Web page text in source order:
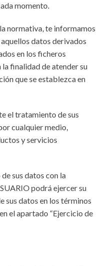
momento.
normativa, te informamos
datos derivados
en los ficheros
finalidad de atender su
que se establezca en
el tratamiento de sus
cualquier medio,
y servicios
sus datos con la
podrá ejercer su
sus datos en los términos
el apartado “Ejercicio de